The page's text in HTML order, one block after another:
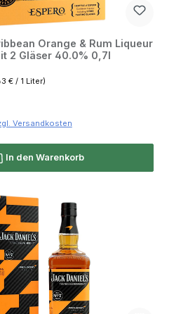
Orange & Rum Liqueur
2 Gläser 40.0% 0,7l
€ / 1 Liter)
Versandkosten
In den Warenkorb